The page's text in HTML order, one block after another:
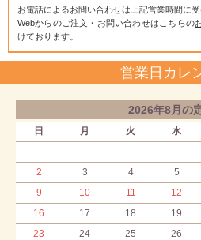
お電話によるお問い合わせは上記営業時間に受
Webからのご注文・お問い合わせはこちらの
けております。
営業日カレ
2026年8月の
日 月 火 水
2
3 4 5
9
10 11 12
16
17 18 19
23
24 25 26